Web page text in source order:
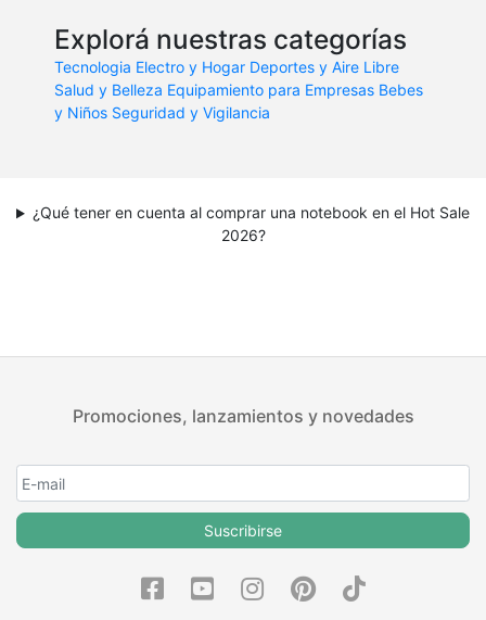
Explorá nuestras categorías
Tecnologia Electro y Hogar Deportes y Aire Libre
Salud y Belleza Equipamiento para Empresas Bebes
y Niños Seguridad y Vigilancia
¿Qué tener en cuenta al comprar una notebook en el Hot Sale
2026?
Promociones, lanzamientos y novedades
Suscribirse